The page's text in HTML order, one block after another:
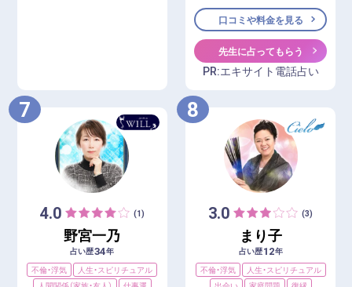
口コミや料金を見る
先生に占ってもらう
PR:エキサイト電話占い
7
4.0 (1)
野宮一乃
占い歴34年
不倫・浮気
人生・スピリチュアル
8
3.0 (3)
まり子
占い歴12年
不倫・浮気
人生・スピリチュアル